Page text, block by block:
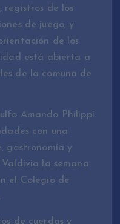
de los
de juego, y
de los
está abierta a
de la comuna de
Amando Philippi
con una
gastronomía y
la semana
el Colegio de
de cuerdas y